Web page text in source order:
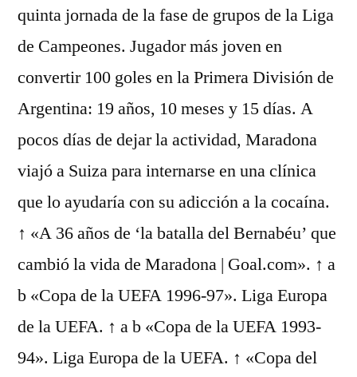
quinta jornada de la fase de grupos de la Liga
de Campeones. Jugador más joven en
convertir 100 goles en la Primera División de
Argentina: 19 años, 10 meses y 15 días. A
pocos días de dejar la actividad, Maradona
viajó a Suiza para internarse en una clínica
que lo ayudaría con su adicción a la cocaína.
↑ «A 36 años de ‘la batalla del Bernabéu’ que
cambió la vida de Maradona | Goal.com». ↑ a
b «Copa de la UEFA 1996-97». Liga Europa
de la UEFA. ↑ a b «Copa de la UEFA 1993-
94». Liga Europa de la UEFA. ↑ «Copa del